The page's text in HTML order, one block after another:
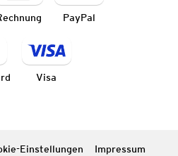
PayPal
Visa
Einstellungen
Impressum